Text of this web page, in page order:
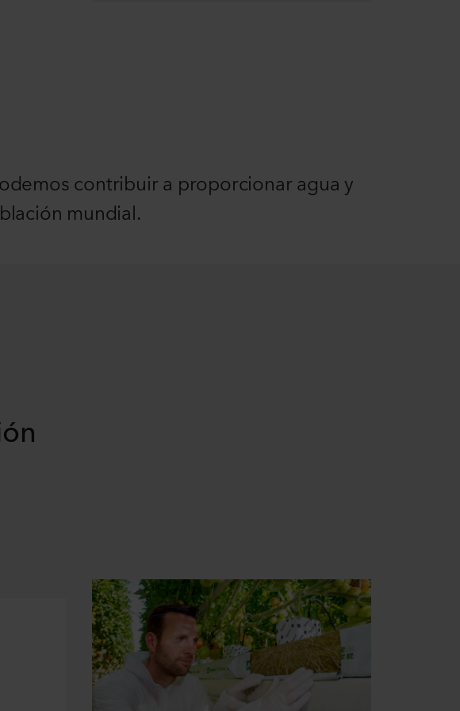
contribuir a proporcionar agua y
mundial.